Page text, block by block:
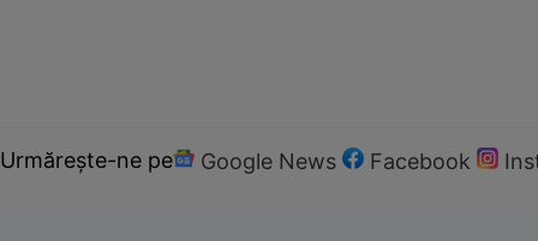
Urmărește-ne pe Google News Facebook